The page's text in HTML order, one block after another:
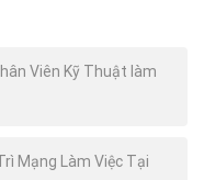
Viên Kỹ Thuật làm
Mạng Làm Việc Tại